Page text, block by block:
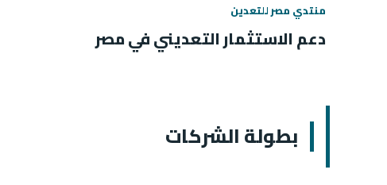
منتدي مصر للتعدين
دعم الاستثمار التعديني في مصر
بطولة الشركات